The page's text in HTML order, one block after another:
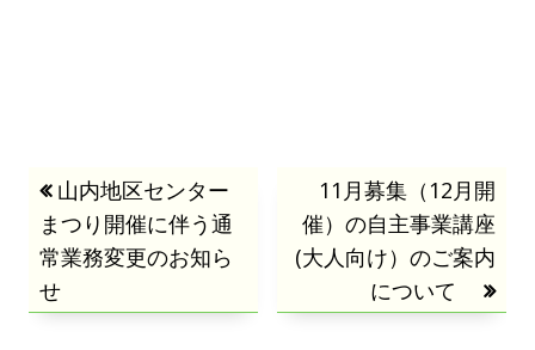
投
稿
ナ
前
の
記
事:
山内地区センター
まつり開催に伴う通
常業務変更のお知ら
せ
次
の
記
11月募集（12月開
催）の自主事業講座
(大人向け）のご案内
について